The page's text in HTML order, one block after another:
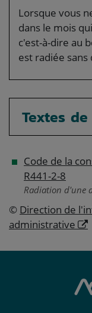
Lorsque vous
dans le mois
c'est-à-dire au
est radiée sans
Textes
Code de la
R441-2-8
Radiation d'une
© Direction de
administrative